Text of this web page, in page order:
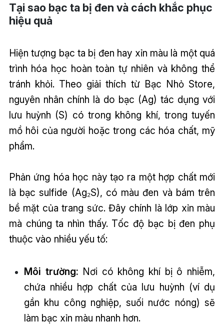
Tại sao bạc ta bị đen và cách khắc phục
hiệu quả
Hiện tượng bạc ta bị đen hay xỉn màu là một quá
trình hóa học hoàn toàn tự nhiên và không thể
tránh khỏi. Theo giải thích từ Bạc Nhỏ Store,
nguyên nhân chính là do bạc (Ag) tác dụng với
lưu huỳnh (S) có trong không khí, trong tuyến
mồ hôi của người hoặc trong các hóa chất, mỹ
phẩm.
Phản ứng hóa học này tạo ra một hợp chất mới
là bạc sulfide (Ag₂S), có màu đen và bám trên
bề mặt của trang sức. Đây chính là lớp xỉn màu
mà chúng ta nhìn thấy. Tốc độ bạc bị đen phụ
thuộc vào nhiều yếu tố:
Môi trường: Nơi có không khí bị ô nhiễm,
chứa nhiều hợp chất của lưu huỳnh (ví dụ
gần khu công nghiệp, suối nước nóng) sẽ
làm bạc xỉn màu nhanh hơn.